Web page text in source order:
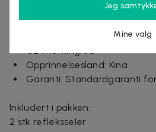
Vekt med emballasje: 0,204
Bruk: Øke synlighet ved
Opprinnelsesland: Kina
Garanti: Standardgaranti
Inkludert i pakken:
2 stk refleksseler
Jeg
Mine valg